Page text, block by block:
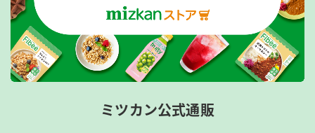
ミツカン公式通販